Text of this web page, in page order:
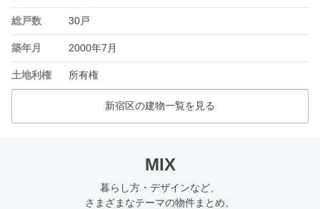
総戸数 30戸
築年月 2000年7月
土地利権 所有権
新宿区の建物一覧を見る
MIX
暮らし方・デザインなど、
さまざまなテーマの物件まとめ。